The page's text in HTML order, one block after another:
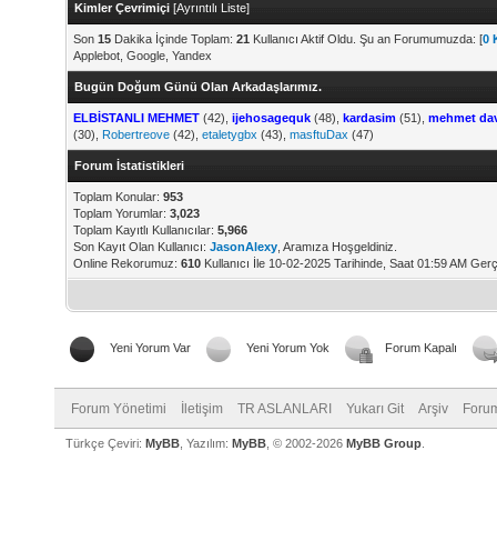
Kimler Çevrimiçi [Ayrıntılı Liste]
Son 15 Dakika İçinde Toplam: 21 Kullanıcı Aktif Oldu. Şu an Forumumuzda: [0
Applebot, Google, Yandex
Bugün Doğum Günü Olan Arkadaşlarımız.
ELBİSTANLI MEHMET (42), ijehosagequk (48), kardasim (51), mehmet
(30), Robertreove (42), etaletygbx (43), masftuDax (47)
Forum İstatistikleri
Toplam Konular: 953
Toplam Yorumlar: 3,023
Toplam Kayıtlı Kullanıcılar: 5,966
Son Kayıt Olan Kullanıcı: JasonAlexy , Aramıza Hoşgeldiniz.
Online Rekorumuz: 610 Kullanıcı İle 10-02-2025 Tarihinde, Saat 01:59 AM
Yeni Yorum Var Yeni Yorum Yok Forum Kapalı
Forum Yönetimi İletişim TR ASLANLARI Yukarı Git Arşiv
Türkçe Çeviri: MyBB , Yazılım: MyBB , © 2002-2026 MyBB Group